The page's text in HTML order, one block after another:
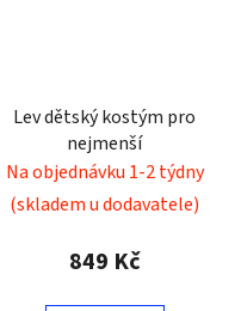
Lev dětský kostým pro
nejmenší
Na objednávku 1-2 týdny
(skladem u dodavatele)
849 Kč